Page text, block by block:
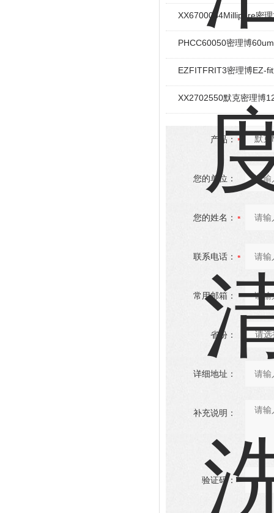
XX6700034Millipore密
PHCC60050密理博
EZFITFRIT3密理博EZ-
XX2702550默克密理博
产品：
您的单位：
您的姓名：
联系电话：
常用邮箱：
省份：
详细地址：
补充说明：
验证码：